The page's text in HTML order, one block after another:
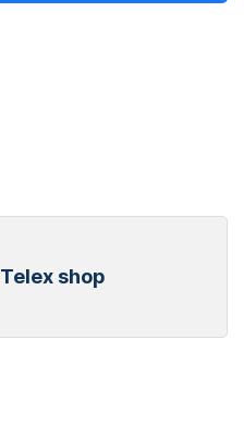
Telex shop